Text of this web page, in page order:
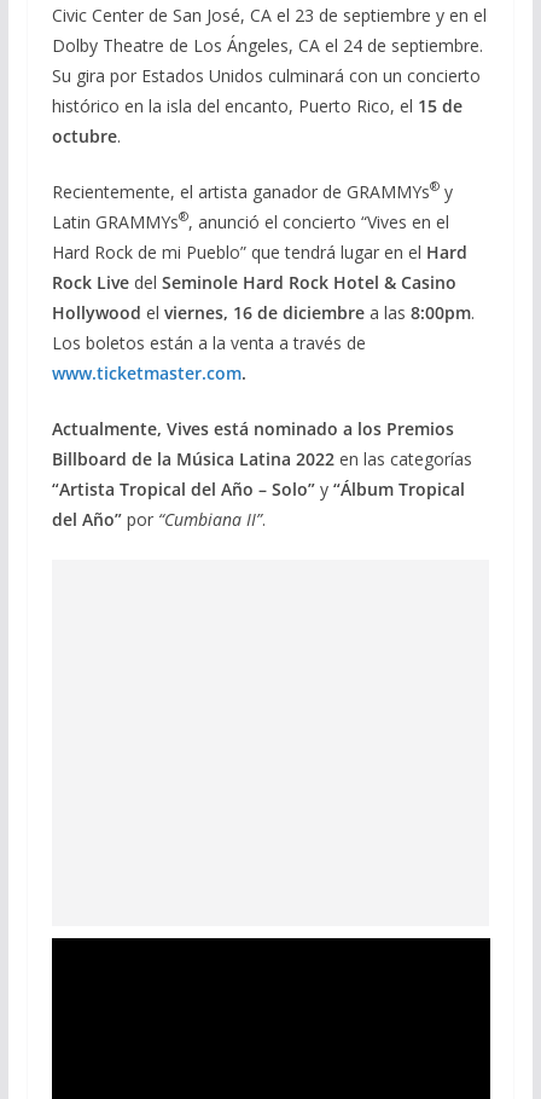
Civic Center de San José, CA el 23 de septiembre y en el
Dolby Theatre de Los Ángeles, CA el 24 de septiembre.
Su gira por Estados Unidos culminará con un concierto
histórico en la isla del encanto, Puerto Rico, el 15 de
octubre.
Recientemente, el artista ganador de GRAMMYs®y
Latin GRAMMYs®, anunció el concierto “Vives en el
Hard Rock de mi Pueblo” que tendrá lugar en el Hard
Rock Livedel Seminole Hard Rock Hotel & Casino
Hollywood el viernes, 16 de diciembre a las 8:00pm.
Los boletos están a la venta a través de
www.ticketmaster.com.
Actualmente, Vives está nominado a los Premios
Billboard de la Música Latina 2022en las categorías
“Artista Tropical del Año – Solo” y“Álbum Tropical
del Año”por“Cumbiana II”.